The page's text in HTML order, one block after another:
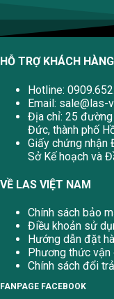
HỖ TRỢ KHÁCH HÀNG
Hotline:
Email: sale@las-
Địa chỉ: 25 đường
Đức, thành phố
Giấy chứng nhận
Sở Kế hoạch và
VỀ LAS VIỆT NAM
Chính sách bảo
Điều khoản sử
Hướng dẫn đặt
Phương thức vận
Chính sách đổi trả
FANPAGE FACEBOOK